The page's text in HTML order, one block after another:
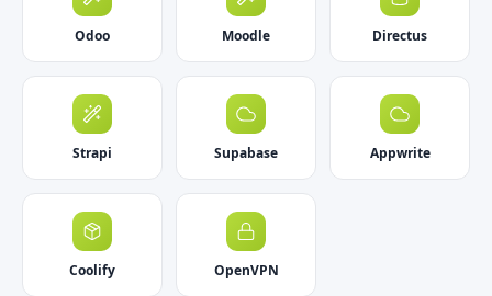
Odoo Moodle Directus
Strapi Supabase Appwrite
Coolify OpenVPN